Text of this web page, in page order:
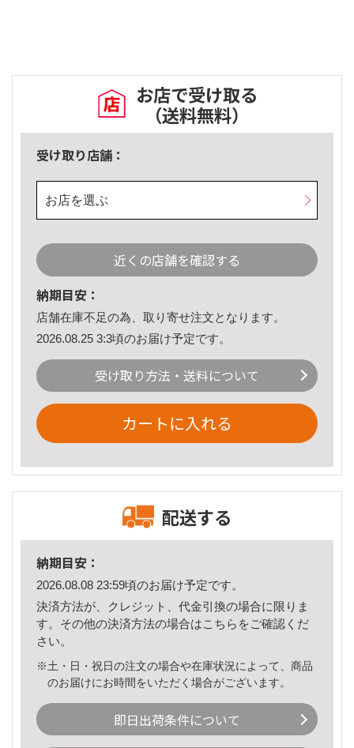
お店で受け取る
（送料無料）
受け取り店舗：
お店を選ぶ
近くの店舗を確認する
納期目安：
店舗在庫不足の為、取り寄せ注文となります。
2026.08.25 3:3頃のお届け予定です。
受け取り方法・送料について
カートに入れる
配送する
納期目安：
2026.08.08 23:59頃のお届け予定です。
決済方法が、クレジット、代金引換の場合に限りま
す。その他の決済方法の場合はこちら をご確認くだ
さい。
※土・日・祝日の注文の場合や在庫状況によって、商品
のお届けにお時間をいただく場合がございます。
即日出荷条件について